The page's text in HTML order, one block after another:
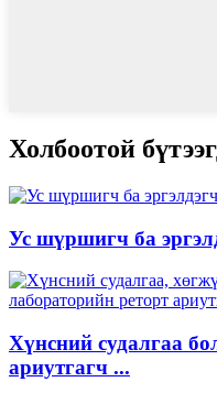
Холбоотой
Ус шүршигч ба
Хүнсний судалгаа
ариутгагч ...